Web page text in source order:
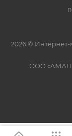
2026 © Интернет-
ООО